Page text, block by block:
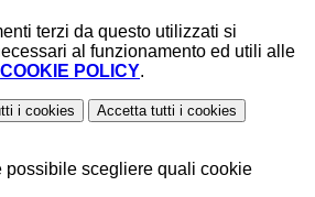
terzi da questo utilizzati si
al funzionamento ed utili alle
COOKIE POLICY.
i cookies Accetta tutti i cookies
possibile scegliere quali cookie